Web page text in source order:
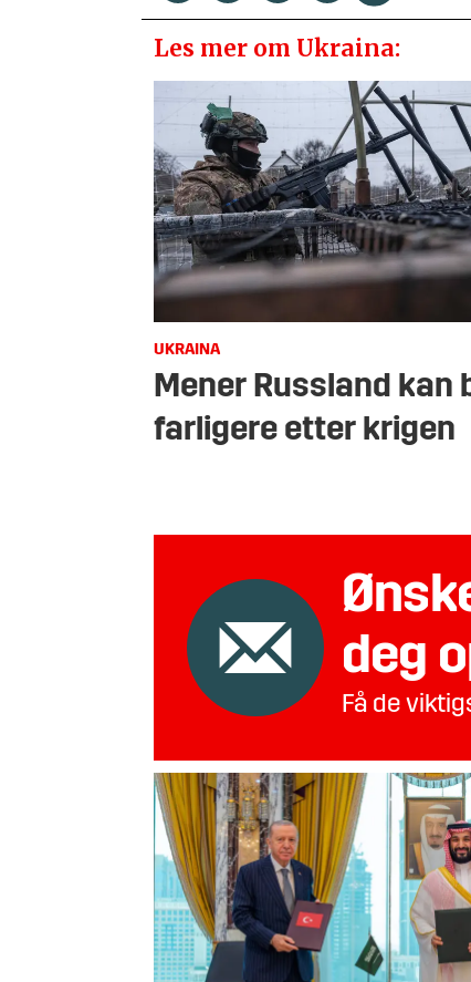
Les mer om Ukraina:
UKRAINA
Mener Russland kan
farligere etter krigen
deg
Få de